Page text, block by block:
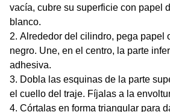
vacía, cubre su superficie con papel
blanco.
Alrededor del cilindro, pega papel
negro. Une, en el centro, la parte
adhesiva.
Dobla las esquinas de la parte
el cuello del traje. Fíjalas a la
Córtalas en forma triangular para